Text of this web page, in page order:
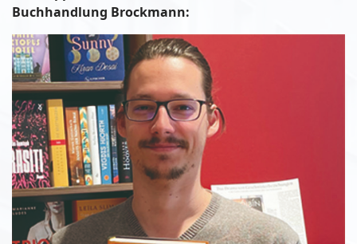
Buchhandlung Brockmann: